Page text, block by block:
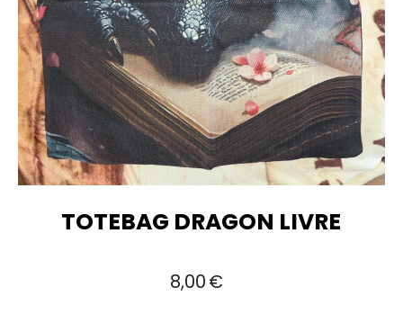
TOTEBAG DRAGON LIVRE
8,00€